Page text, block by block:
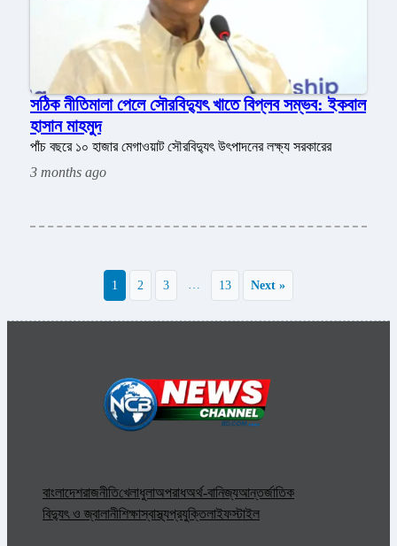
সঠিক নীতিমালা পেলে সৌরবিদ্যুৎ খাতে বিপ্লব সম্ভব: ইকবাল
হাসান মাহমুদ
পাঁচ বছরে ১০ হাজার মেগাওয়াট সৌরবিদ্যুৎ উৎপাদনের লক্ষ্য সরকারের
3 months ago
1 2 3 … 13 Next »
বাংলাদেশরাজনীতিখেলাধুলাঅপরাধঅর্থ-বানিজ্যআন্তর্জাতিক
বিদ্যুৎ ও জ্বালানীশিক্ষাস্বাস্থ্যপ্রযুক্তিলাইফস্টাইল